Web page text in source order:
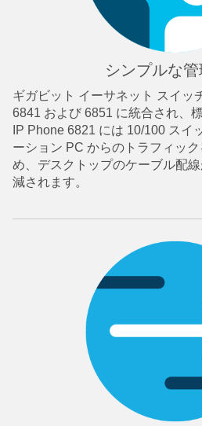
シンプルな
ギガビット イーサネット スイッ
6841 および 6851 に統合され、
IP Phone 6821 には 10/100 スイ
ーション PC からのトラフィッ
め、デスクトップのケーブル配
減されます。